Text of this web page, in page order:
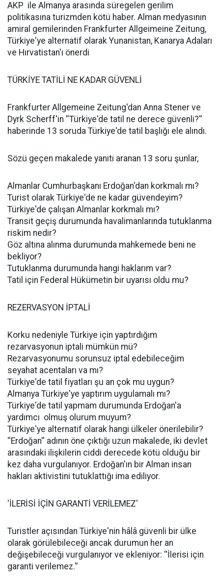
AKP ile Almanya arasında süregelen gerilim
politikasına turizmden kötü haber. Alman medyasının
amiral gemilerinden Frankfurter Allgeimeine Zeitung,
Türkiye'ye alternatif olarak Yunanistan, Kanarya Adaları
ve Hırvatistan'ı önerdi
TÜRKİYE TATİLİ NE KADAR GÜVENLİ
Frankfurter Allgemeine Zeitung'dan Anna Stener ve
Dyrk Scherff'in ''Türkiye'de tatil ne derece güvenli?''
haberinde 13 soruda Türkiye'de tatil başlığı ele alındı.
Sözü geçen makalede yanıtı aranan 13 soru şunlar,
Almanlar Cumhurbaşkanı Erdoğan'dan korkmalı mı?
Turist olarak Türkiye'de ne kadar güvendeyim?
Türkiye'de çalışan Almanlar korkmalı mı?
Transit geçiş durumunda havalimanlarında tutuklanma
riskim nedir?
Göz altına alınma durumunda mahkemede beni ne
bekliyor?
Tutuklanma durumunda hangi haklarım var?
Tatil için Federal Hükümetin bir uyarısı oldu mu?
REZERVASYON İPTALİ
Korku nedeniyle Türkiye için yaptırdığım
rezarvasyonun iptali mümkün mü?
Rezarvasyonumu sorunsuz iptal edebileceğim
seyahat acentaları va mı?
Türkiye'de tatil fiyatları şu an çok mu uygun?
Almanya Türkiye'ye yaptırım uygulamalı mı?
Türkiye'de tatil yapmam durumunda Erdoğan'a
yardımcı olmuş olurum muyum?
Türkiye'ye alternatif olarak hangi ülkeler önerilebilir?
''Erdoğan'' adının öne çıktığı uzun makalede, iki devlet
arasındaki ilişkilerin ciddi derecede kötü olduğu bir
kez daha vurgulanıyor. Erdoğan'ın bir Alman insan
hakları aktivistini tutuklattığı ima ediliyor.
'İLERİSİ İÇİN GARANTİ VERİLEMEZ'
Turistler açısından Türkiye'nin hâlâ güvenli bir ülke
olarak görülebileceği ancak durumun her an
değişebileceği vurgulanıyor ve ekleniyor: ''İlerisi için
garanti verilemez.''